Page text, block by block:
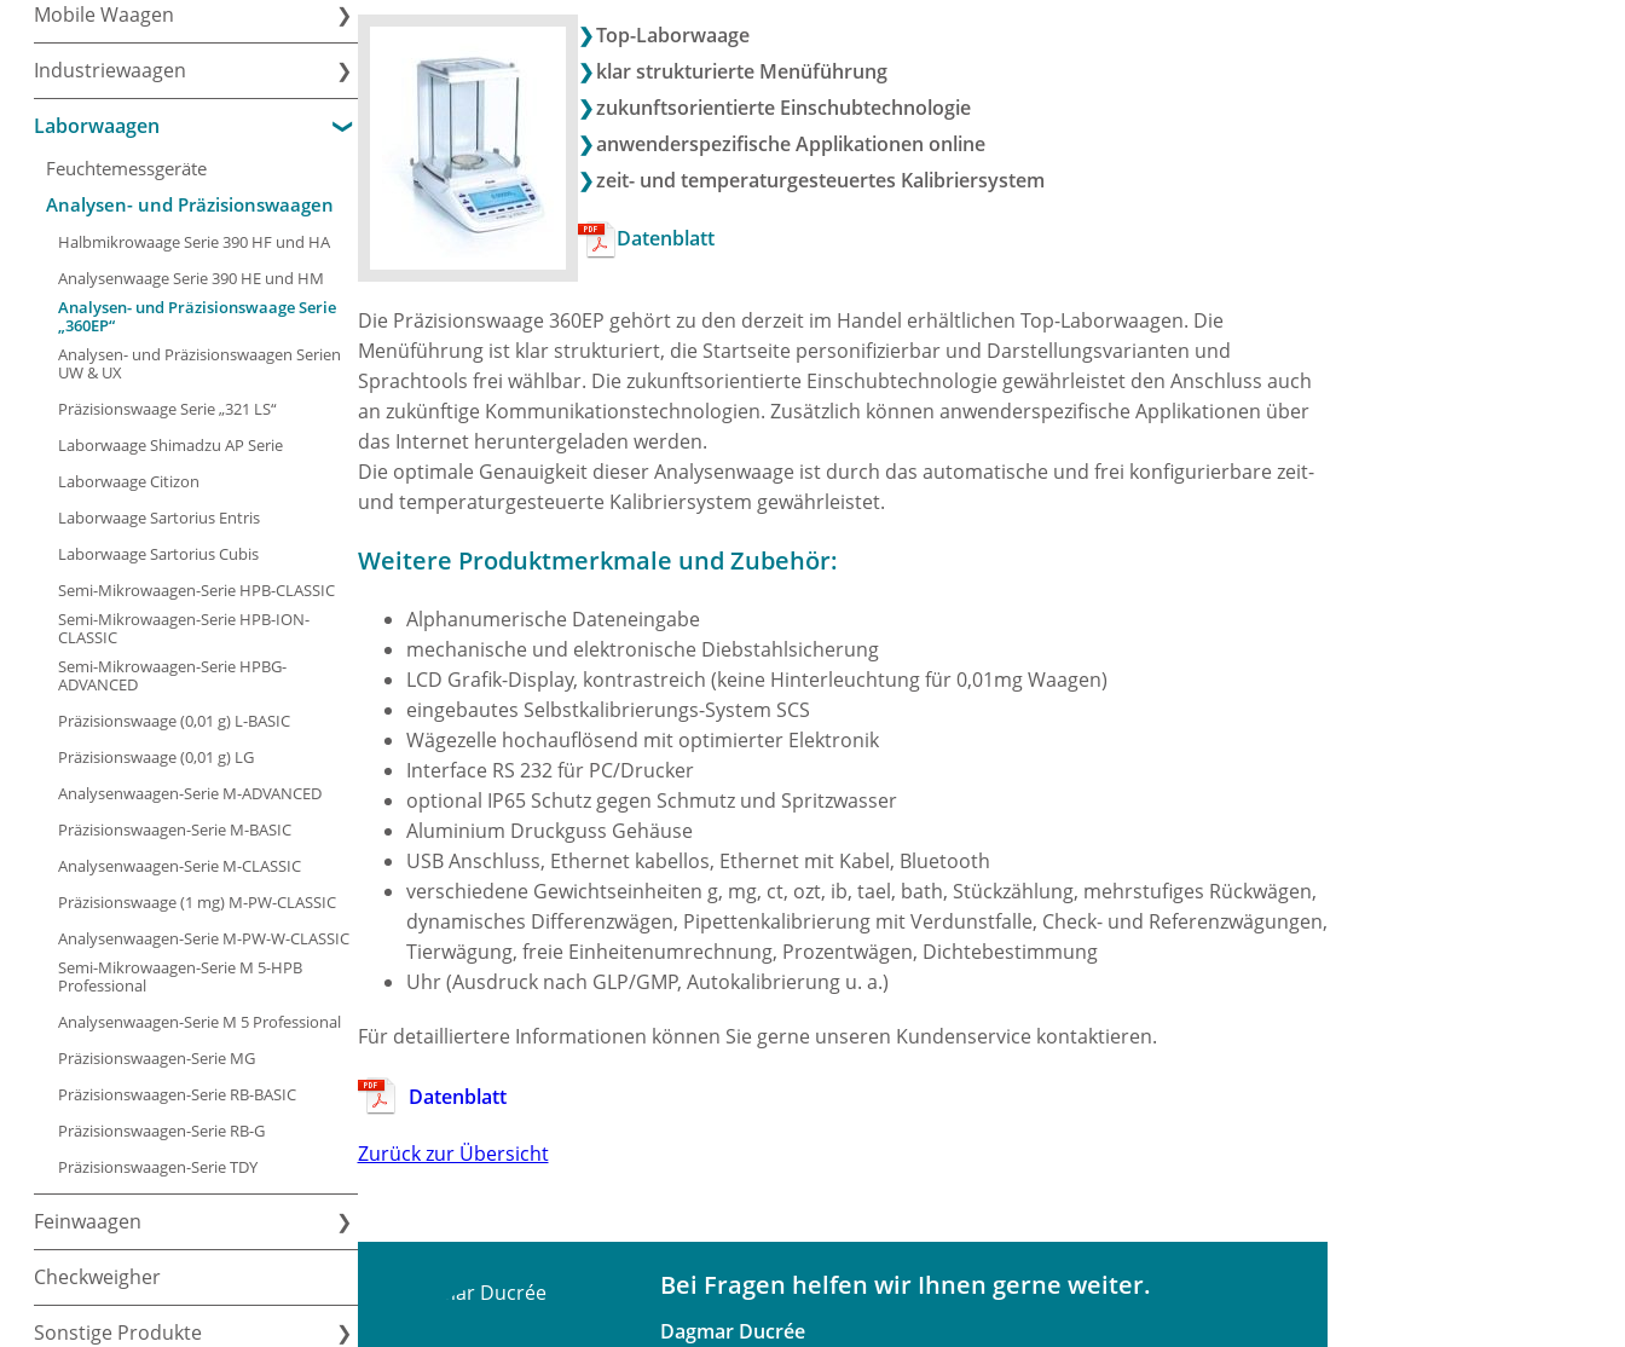
Mobile Waagen
Industriewaagen
Laborwaagen
Feuchte­mess­geräte
Analysen- und Präzisions­waagen
Halbmikrowaage Serie 390 HF und HA
Analysenwaage Serie 390 HE und HM
Analysen- und Präzisionswaage Serie
„360EP“
Analysen- und Präzisionswaagen Serien
UW & UX
Präzisionswaage Serie „321 LS“
Laborwaage Shimadzu AP Serie
Laborwaage Citizon
Laborwaage Sartorius Entris
Laborwaage Sartorius Cubis
Semi-Mikrowaagen-Serie HPB-CLASSIC
Semi-Mikrowaagen-Serie HPB-ION-
CLASSIC
Semi-Mikrowaagen-Serie HPBG-
ADVANCED
Präzisionswaage (0,01 g) L-BASIC
Präzisionswaage (0,01 g) LG
Analysenwaagen-Serie M-ADVANCED
Präzisionswaagen-Serie M-BASIC
Analysenwaagen-Serie M-CLASSIC
Präzisionswaage (1 mg) M-PW-CLASSIC
Analysenwaagen-Serie M-PW-W-CLASSIC
Semi-Mikrowaagen-Serie M 5-HPB
Professional
Analysenwaagen-Serie M 5 Professional
Präzisionswaagen-Serie MG
Präzisionswaagen-Serie RB-BASIC
Präzisionswaagen-Serie RB-G
Präzisionswaagen-Serie TDY
Feinwaagen
Checkweigher
Sonstige Produkte
Top-Laborwaage
klar strukturierte Menüführung
zukunftsorientierte Einschubtechnologie
anwenderspezifische Applikationen online
zeit- und temperaturgesteuertes Kalibriersystem
Datenblatt
Die Präzisionswaage 360EP gehört zu den derzeit im Handel erhältlichen Top-Laborwaagen. Die
Menüführung ist klar strukturiert, die Startseite personifizierbar und Darstellungsvarianten und
Sprachtools frei wählbar. Die zukunftsorientierte Einschubtechnologie gewährleistet den Anschluss auch
an zukünftige Kommunikationstechnologien. Zusätzlich können anwenderspezifische Applikationen über
das Internet heruntergeladen werden.
Die optimale Genauigkeit dieser Analysenwaage ist durch das automatische und frei konfigurierbare zeit-
und temperaturgesteuerte Kalibriersystem gewährleistet.
Weitere Produktmerkmale und Zubehör:
Alphanumerische Dateneingabe
mechanische und elektronische Diebstahlsicherung
LCD Grafik-Display, kontrastreich (keine Hinterleuchtung für 0,01mg Waagen)
eingebautes Selbstkalibrierungs-System SCS
Wägezelle hochauflösend mit optimierter Elektronik
Interface RS 232 für PC/Drucker
optional IP65 Schutz gegen Schmutz und Spritzwasser
Aluminium Druckguss Gehäuse
USB Anschluss, Ethernet kabellos, Ethernet mit Kabel, Bluetooth
verschiedene Gewichtseinheiten g, mg, ct, ozt, ib, tael, bath, Stückzählung, mehrstufiges Rückwägen,
dynamisches Differenzwägen, Pipettenkalibrierung mit Verdunstfalle, Check- und Referenzwägungen,
Tierwägung, freie Einheitenumrechnung, Prozentwägen, Dichtebestimmung
Uhr (Ausdruck nach GLP/GMP, Autokalibrierung u. a.)
Für detailliertere Informationen können Sie gerne unseren Kundenservice kontaktieren.
Datenblatt
Zurück zur Übersicht
Bei Fragen helfen wir Ihnen gerne weiter.
Dagmar Ducrée